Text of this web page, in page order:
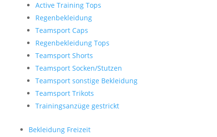
Active Training Tops
Regenbekleidung
Teamsport Caps
Regenbekleidung Tops
Teamsport Shorts
Teamsport Socken/Stutzen
Teamsport sonstige Bekleidung
Teamsport Trikots
Trainingsanzüge gestrickt
Bekleidung Freizeit